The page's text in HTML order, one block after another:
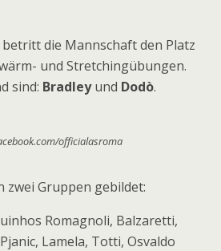
die Mannschaft den Platz
und Stretchingübungen.
sind: Bradleyund Dodò.
officialasroma
zwei Gruppen gebildet:
Romagnoli, Balzaretti,
Lamela, Totti, Osvaldo